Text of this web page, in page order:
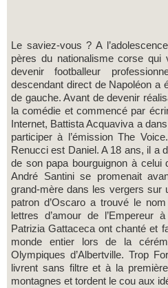
Le saviez-vous ? A
pères du nationalisme corse qui
devenir footballeur
descendant direct de Napoléon a
de gauche. Avant de devenir
la comédie et commencé par
Internet, Battista Acquaviva a
participer à l’émission The
Renucci est Daniel. A 18 ans, il a
de son papa bourguignon à celui
André Santini se promenait
grand-mère dans les vergers sur
patron d’Oscaro a trouvé le
lettres d’amour de l’Empereur
Patrizia Gattaceca ont chanté et
monde entier lors de la
Olympiques d’Albertville. Trop
livrent sans filtre et à la
montagnes et tordent le cou aux